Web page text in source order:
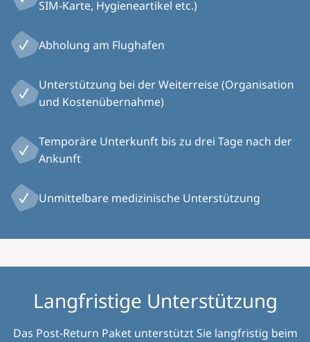
SIM-Karte, Hygieneartikel etc.)
Abholung am Flughafen
Unterstützung bei der Weiterreise (Organisation
und Kostenübernahme)
Temporäre Unterkunft bis zu drei Tage nach der
Ankunft
Unmittelbare medizinische Unterstützung
Langfristige Unterstützung
Das Post-Return Paket unterstützt Sie langfristig beim